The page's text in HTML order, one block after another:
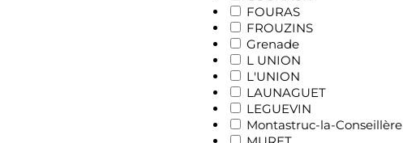
FOURAS
FROUZINS
Grenade
L UNION
L'UNION
LAUNAGUET
LEGUEVIN
Montastruc-la-Conseillère